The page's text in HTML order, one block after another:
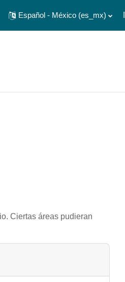
Español - México ‎(es_mx)‎
Ciertas áreas pudieran